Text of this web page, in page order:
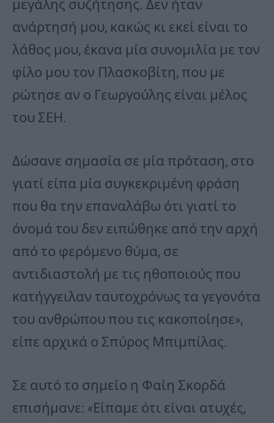
μεγάλης συζήτησης. Δεν ήταν
ανάρτησή μου, κακώς κι εκεί είναι το
λάθος μου, έκανα μία συνομιλία με τον
φίλο μου τον Πλασκοβίτη, που με
ρώτησε αν ο Γεωργούλης είναι μέλος
του ΣΕΗ.
Δώσανε σημασία σε μία πρόταση, στο
γιατί είπα μία συγκεκριμένη φράση
που θα την επαναλάβω ότι γιατί το
όνομά του δεν ειπώθηκε από την αρχή
από το φερόμενο θύμα, σε
αντιδιαστολή με τις ηθοποιούς που
κατήγγειλαν ταυτοχρόνως τα γεγονότα
του ανθρώπου που τις κακοποίησε»,
είπε αρχικά ο Σπύρος Μπιμπίλας.
Σε αυτό το σημείο η Φαίη Σκορδά
επισήμανε: «Είπαμε ότι είναι ατυχές,